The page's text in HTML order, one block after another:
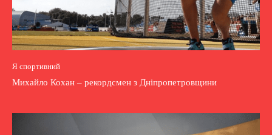
Я спортивний
Михайло Кохан – рекордсмен з Дніпропетровщини